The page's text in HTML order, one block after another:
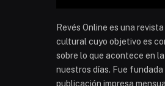
Revés Online es una
cultural cuyo objetivo es
sobre lo que acontece en
nuestros días. Fue
publicación impresa